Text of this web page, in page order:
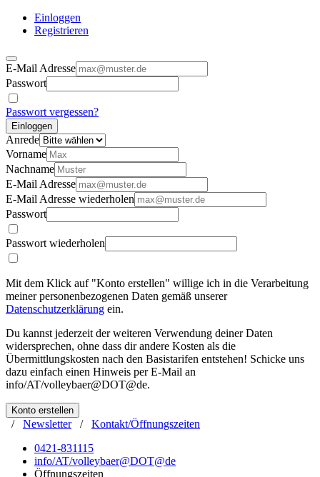
Einloggen
Registrieren
E-Mail Adresse
Passwort
Passwort vergessen?
Einloggen
Anrede
Vorname
Nachname
E-Mail Adresse
E-Mail Adresse wiederholen
Passwort
Passwort wiederholen
Mit dem Klick auf "Konto erstellen" willige ich in die Verarbeitung
meiner personenbezogenen Daten gemäß unserer
Datenschutzerklärung ein.
Du kannst jederzeit der weiteren Verwendung deiner Daten
widersprechen, ohne dass dir andere Kosten als die
Übermittlungskosten nach den Basistarifen entstehen! Schicke uns
dazu einfach einen Hinweis per E-Mail an
info/AT/volleybaer@DOT@de.
Konto erstellen
/ Newsletter/ Kontakt/Öffnungszeiten
0421-831115
info/AT/volleybaer@DOT@de
Öffnungszeiten